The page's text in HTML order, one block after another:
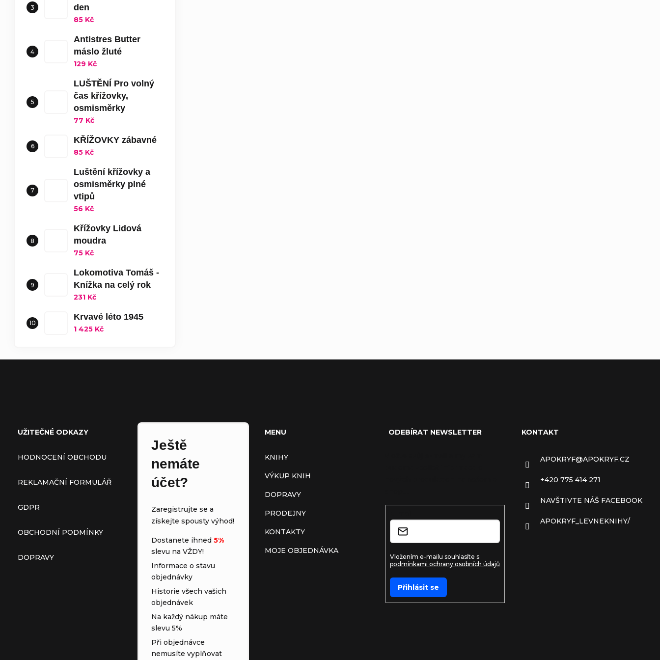
den
85 Kč
Antistres Butter
máslo žluté
129 Kč
LUŠTĚNÍ Pro volný
čas křížovky,
osmisměrky
77 Kč
KŘÍŽOVKY zábavné
85 Kč
Luštění křížovky a
osmisměrky plné
vtipů
56 Kč
Křížovky Lidová
moudra
75 Kč
Lokomotiva Tomáš -
Knížka na celý rok
231 Kč
Krvavé léto 1945
1 425 Kč
UŽITEČNÉ ODKAZY
HODNOCENÍ OBCHODU
REKLAMAČNÍ FORMULÁŘ
GDPR
OBCHODNÍ PODMÍNKY
DOPRAVY
Ještě
nemáte
účet?
Zaregistrujte se a
získejte spousty výhod!
Dostanete ihned 5%
slevu na VŽDY!
Informace o stavu
objednávky
Historie všech vašich
objednávek
Na každý nákup máte
slevu 5%
Při objednávce
nemusíte vyplňovat
MENU
KNIHY
VÝKUP KNIH
DOPRAVY
PRODEJNY
KONTAKTY
MOJE OBJEDNÁVKA
ODEBÍRAT NEWSLETTER
Vložením e-mailu souhlasíte s
podmínkami ochrany osobních údajů
Přihlásit se
KONTAKT
APOKRYF@APOKRYF.CZ
+420 775 414 271
NAVŠTIVTE NÁŠ FACEBOOK
APOKRYF_LEVNEKNIHY/